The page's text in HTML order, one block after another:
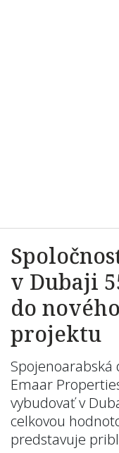
v Dubaji
do
projektu
Spojenoarabská
Emaar
vybudovať v
celkovou
predstavuje